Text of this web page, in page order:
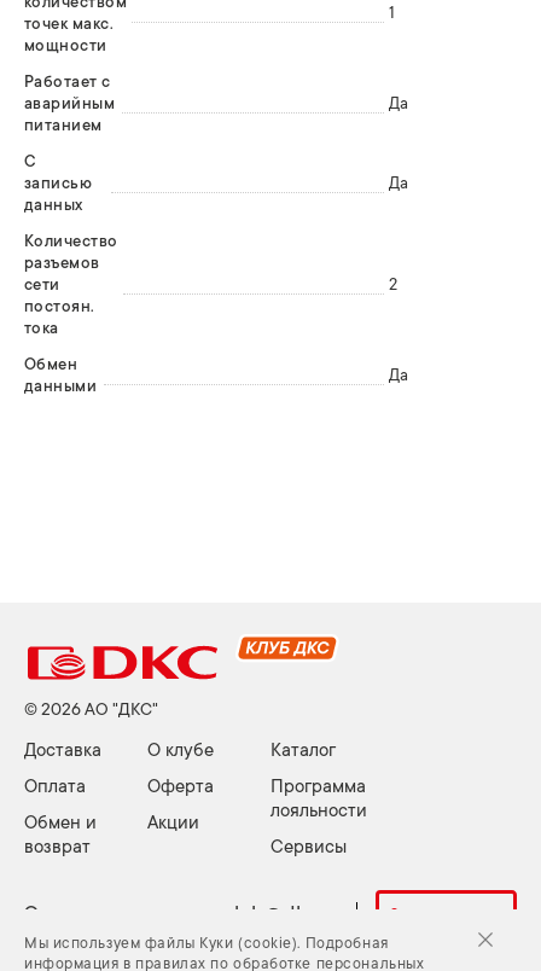
точек макс.
мощности
1
Работает с
аварийным
питанием
Да
С
записью
данных
Да
Количество
разъемов
сети
постоян.
тока
2
Обмен
данными
Да
© 2026 АО "ДКС"
Доставка
Оплата
Обмен и
возврат
О клубе
Оферта
Акции
Каталог
Программа
лояльности
Сервисы
Электронная почта: club@dkc.ru Задать вопрос
Мы используем файлы Куки (cookie). Подробная
информация в правилах по обработке персональных